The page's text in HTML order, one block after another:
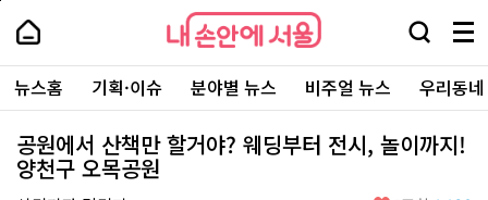
본
로
가
내
손
안
에
서
울
-
서
울
시
내
손
에
울
검
창
열
기
메
뉴
전
체
보
기
주
요
서
뉴스홈 기획·이슈 분야별 뉴스 비주얼 뉴스 우리동
공원에서 산책만 할거야? 웨딩부터 전시, 놀이까지!
양천구 오목공원
페
상
단
로